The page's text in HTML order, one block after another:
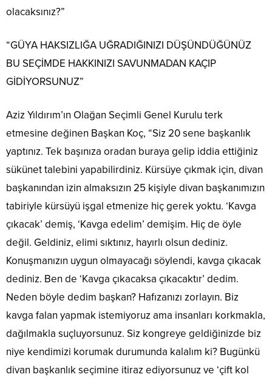
olacaksınız?”
“GÜYA HAKSIZLIĞA UĞRADIĞINIZI DÜŞÜNDÜĞÜNÜZ
BU SEÇİMDE HAKKINIZI SAVUNMADAN KAÇIP
GİDİYORSUNUZ”
Aziz Yıldırım’ın Olağan Seçimli Genel Kurulu terk
etmesine değinen Başkan Koç, “Siz 20 sene başkanlık
yaptınız. Tek başınıza oradan buraya gelip iddia ettiğiniz
sükünet talebini yapabilirdiniz. Kürsüye çıkmak için, divan
başkanından izin almaksızın 25 kişiyle divan başkanımızın
tabiriyle kürsüyü işgal etmenize hiç gerek yoktu. ‘Kavga
çıkacak’ demiş, ‘Kavga edelim’ demişim. Hiç de öyle
değil. Geldiniz, elimi sıktınız, hayırlı olsun dediniz.
Konuşmanızın uygun olmayacağı söylendi, kavga çıkacak
dediniz. Ben de ‘Kavga çıkacaksa çıkacaktır’ dedim.
Neden böyle dedim başkan? Hafızanızı zorlayın. Biz
kavga falan yapmak istemiyoruz ama insanları korkmakla,
dağılmakla suçluyorsunuz. Siz kongreye geldiğinizde biz
niye kendimizi korumak durumunda kalalım ki? Bugünkü
divan başkanlık seçimine itiraz ediyorsunuz ve ‘çift kol